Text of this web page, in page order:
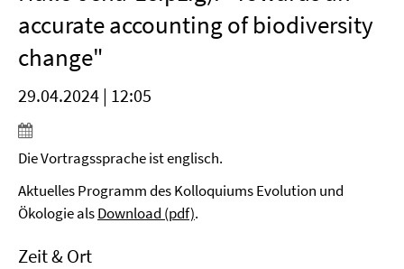
accurate accounting of biodiversity
change"
29.04.2024 | 12:05
Die Vortragssprache ist englisch.
Aktuelles Programm des Kolloquiums Evolution und
Ökologie alsDownload (pdf).
Zeit & Ort